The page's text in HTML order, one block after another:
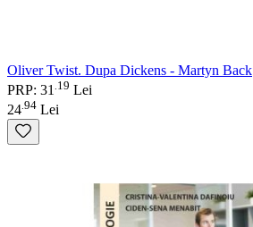
Oliver Twist. Dupa Dickens - Martyn Back
PRP: 31 19 Lei
24 94 Lei